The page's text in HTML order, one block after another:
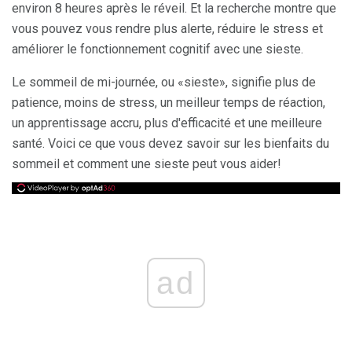
environ 8 heures après le réveil. Et la recherche montre que
vous pouvez vous rendre plus alerte, réduire le stress et
améliorer le fonctionnement cognitif avec une sieste.
Le sommeil de mi-journée, ou «sieste», signifie plus de
patience, moins de stress, un meilleur temps de réaction,
un apprentissage accru, plus d'efficacité et une meilleure
santé. Voici ce que vous devez savoir sur les bienfaits du
sommeil et comment une sieste peut vous aider!
ad